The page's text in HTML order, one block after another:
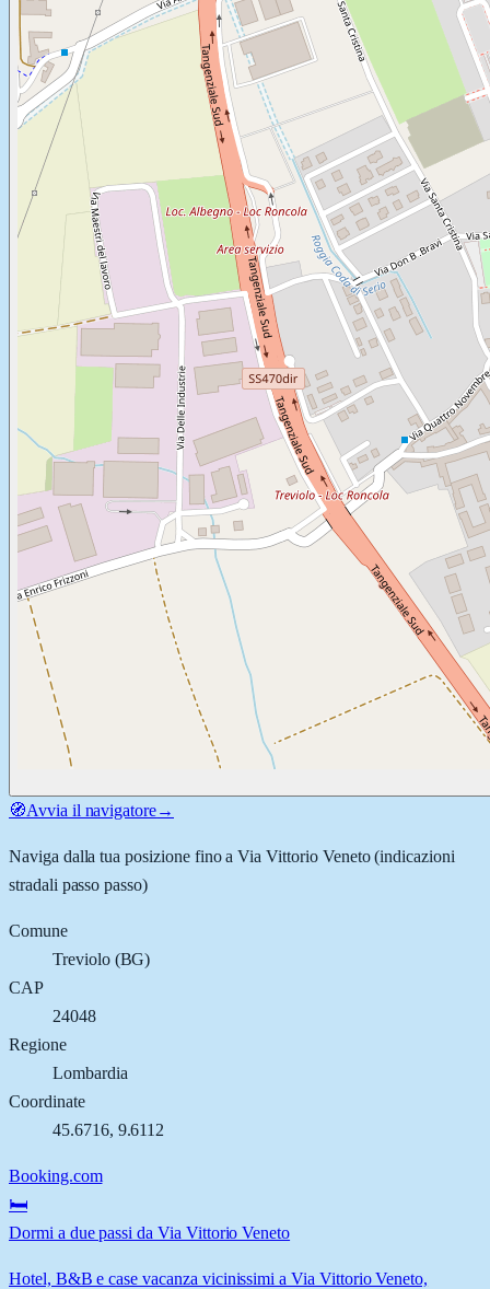
🧭Avvia il navigatore→
Naviga dalla tua posizione fino aVia Vittorio Veneto(indicazioni
stradali passo passo)
Comune
Treviolo(BG)
CAP
24048
Regione
Lombardia
Coordinate
45.6716, 9.6112
Booking.com
🛏️
Dormi a due passi da Via Vittorio Veneto
Hotel, B&B e case vacanza vicinissimi a Via Vittorio Veneto,